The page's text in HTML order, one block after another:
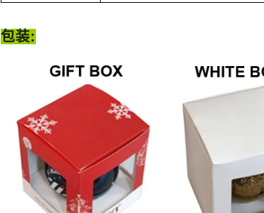
包装: